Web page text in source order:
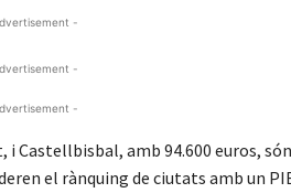
-
-
-
Castellbisbal, amb 94.600 euros,
el rànquing de ciutats amb un